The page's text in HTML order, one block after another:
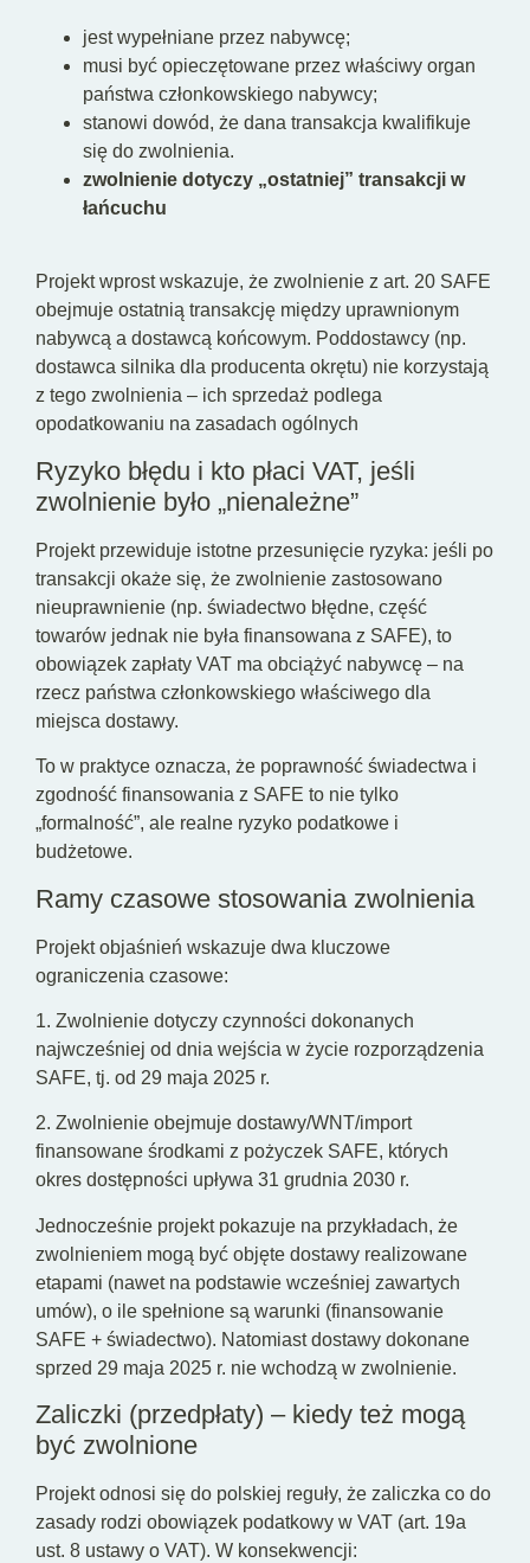
jest wypełniane przez nabywcę;
musi być opieczętowane przez właściwy organ
państwa członkowskiego nabywcy;
stanowi dowód, że dana transakcja kwalifikuje
się do zwolnienia.
zwolnienie dotyczy „ostatniej” transakcji w
łańcuchu
Projekt wprost wskazuje, że zwolnienie z art. 20 SAFE
obejmuje ostatnią transakcję między uprawnionym
nabywcą a dostawcą końcowym. Poddostawcy (np.
dostawca silnika dla producenta okrętu) nie korzystają
z tego zwolnienia – ich sprzedaż podlega
opodatkowaniu na zasadach ogólnych
Ryzyko błędu i kto płaci VAT, jeśli
zwolnienie było „nienależne”
Projekt przewiduje istotne przesunięcie ryzyka: jeśli po
transakcji okaże się, że zwolnienie zastosowano
nieuprawnienie (np. świadectwo błędne, część
towarów jednak nie była finansowana z SAFE), to
obowiązek zapłaty VAT ma obciążyć nabywcę – na
rzecz państwa członkowskiego właściwego dla
miejsca dostawy.
To w praktyce oznacza, że poprawność świadectwa i
zgodność finansowania z SAFE to nie tylko
„formalność”, ale realne ryzyko podatkowe i
budżetowe.
Ramy czasowe stosowania zwolnienia
Projekt objaśnień wskazuje dwa kluczowe
ograniczenia czasowe:
1. Zwolnienie dotyczy czynności dokonanych
najwcześniej od dnia wejścia w życie rozporządzenia
SAFE, tj. od 29 maja 2025 r.
2. Zwolnienie obejmuje dostawy/WNT/import
finansowane środkami z pożyczek SAFE, których
okres dostępności upływa 31 grudnia 2030 r.
Jednocześnie projekt pokazuje na przykładach, że
zwolnieniem mogą być objęte dostawy realizowane
etapami (nawet na podstawie wcześniej zawartych
umów), o ile spełnione są warunki (finansowanie
SAFE + świadectwo). Natomiast dostawy dokonane
sprzed 29 maja 2025 r. nie wchodzą w zwolnienie.
Zaliczki (przedpłaty) – kiedy też mogą
być zwolnione
Projekt odnosi się do polskiej reguły, że zaliczka co do
zasady rodzi obowiązek podatkowy w VAT (art. 19a
ust. 8 ustawy o VAT). W konsekwencji: